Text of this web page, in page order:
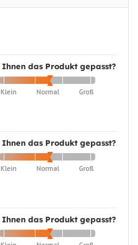
Ihnen das Produkt gepasst?
Ihnen das Produkt gepasst?
Ihnen das Produkt gepasst?